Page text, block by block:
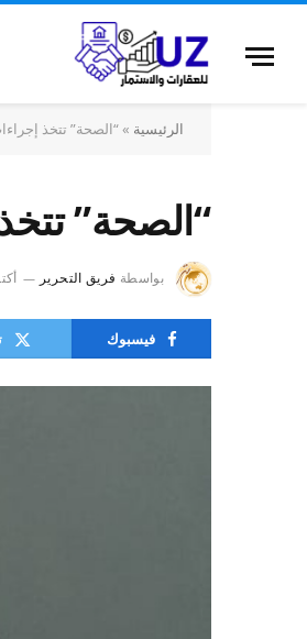
الرئيسية »“الصحة” تتخذ
“الصحة”
بواسطة فريق التحرير
فيسبوك